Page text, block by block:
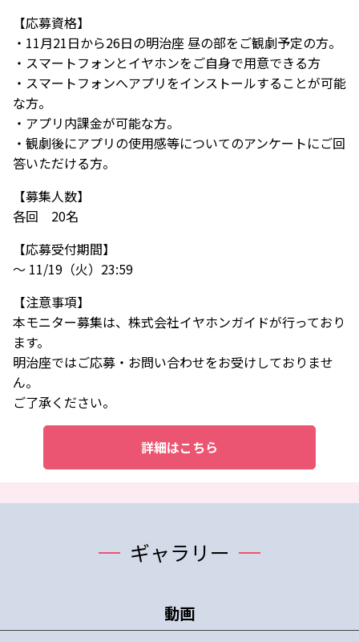
【応募資格】
・11月21日から26日の明治座 昼の部をご観劇予定の方。
・スマートフォンとイヤホンをご自身で用意できる方
・スマートフォンへアプリをインストールすることが可能
な方。
・アプリ内課金が可能な方。
・観劇後にアプリの使用感等についてのアンケートにご回
答いただける方。
【募集人数】
各回 20名
【応募受付期間】
～ 11/19（火）23:59
【注意事項】
本モニター募集は、株式会社イヤホンガイドが行っており
ます。
明治座ではご応募・お問い合わせをお受けしておりませ
ん。
ご了承ください。
詳細はこちら
ギャラリー
動画